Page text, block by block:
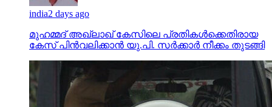
india2 days ago
മുഹമ്മദ് അഖ്‌ലാഖ് കേസിലെ പ്രതികള്‍ക്കെതിരായ
കേസ് പിന്‍വലിക്കാന്‍ യു.പി. സര്‍ക്കാര്‍ നീക്കം തുടങ്ങി